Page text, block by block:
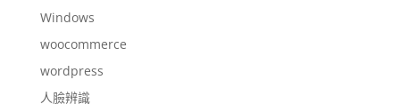
Windows
woocommerce
wordpress
人臉辨識